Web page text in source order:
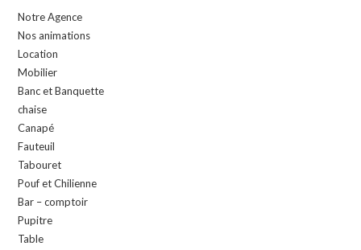
Notre Agence
Nos animations
Location
Mobilier
Banc et Banquette
chaise
Canapé
Fauteuil
Tabouret
Pouf et Chilienne
Bar – comptoir
Pupitre
Table